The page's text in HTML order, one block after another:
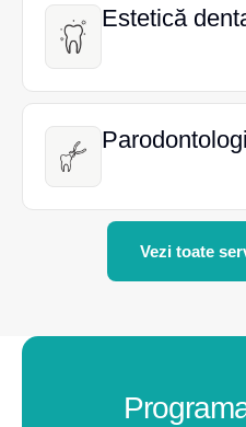
Estetică
Estetică
Vezi toate